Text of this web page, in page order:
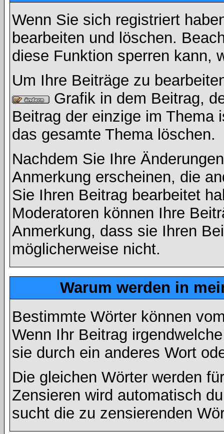
Wenn Sie sich registriert
bearbeiten und löschen.
diese Funktion sperren kann,
Um Ihre Beiträge zu
Grafik in dem Beitrag,
Beitrag der einzige im Thema
das gesamte Thema löschen.
Nachdem Sie Ihre
Anmerkung erscheinen, die
Sie Ihren Beitrag bearbeitet
Moderatoren können Ihre
Anmerkung, dass sie Ihren
möglicherweise nicht.
Warum werden in
Bestimmte Wörter können
Wenn Ihr Beitrag
sie durch ein anderes Wort
Die gleichen Wörter werden
Zensieren wird automatisch
sucht die zu zensierenden